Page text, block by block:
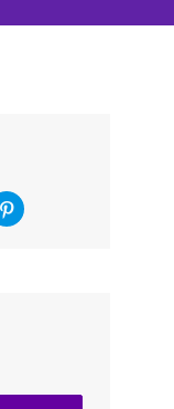
Instagram
Share via pinterest